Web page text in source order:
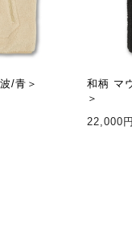
/青＞
和柄 マ
＞
22,000